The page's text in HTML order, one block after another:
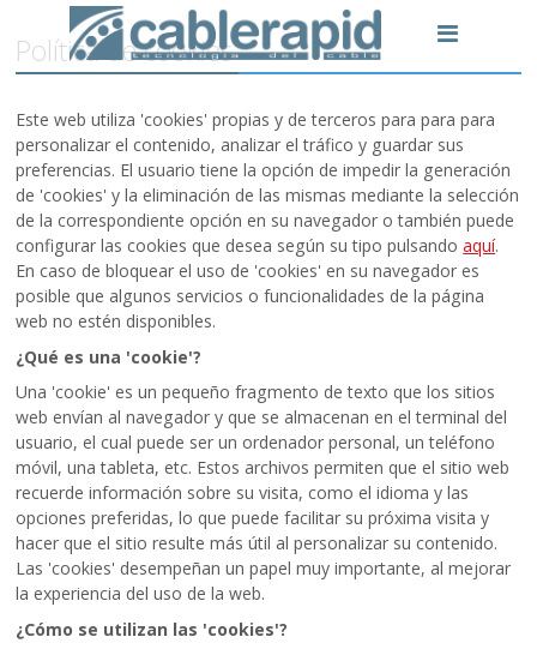
Política de cookies
Este web utiliza 'cookies' propias y de terceros para para para
personalizar el contenido, analizar el tráfico y guardar sus
preferencias. El usuario tiene la opción de impedir la generación
de 'cookies' y la eliminación de las mismas mediante la selección
de la correspondiente opción en su navegador o también puede
configurar las cookies que desea según su tipo pulsandoaquí.
En caso de bloquear el uso de 'cookies' en su navegador es
posible que algunos servicios o funcionalidades de la página
web no estén disponibles.
¿Qué es una 'cookie'?
Una 'cookie' es un pequeño fragmento de texto que los sitios
web envían al navegador y que se almacenan en el terminal del
usuario, el cual puede ser un ordenador personal, un teléfono
móvil, una tableta, etc. Estos archivos permiten que el sitio web
recuerde información sobre su visita, como el idioma y las
opciones preferidas, lo que puede facilitar su próxima visita y
hacer que el sitio resulte más útil al personalizar su contenido.
Las 'cookies' desempeñan un papel muy importante, al mejorar
la experiencia del uso de la web.
¿Cómo se utilizan las 'cookies'?